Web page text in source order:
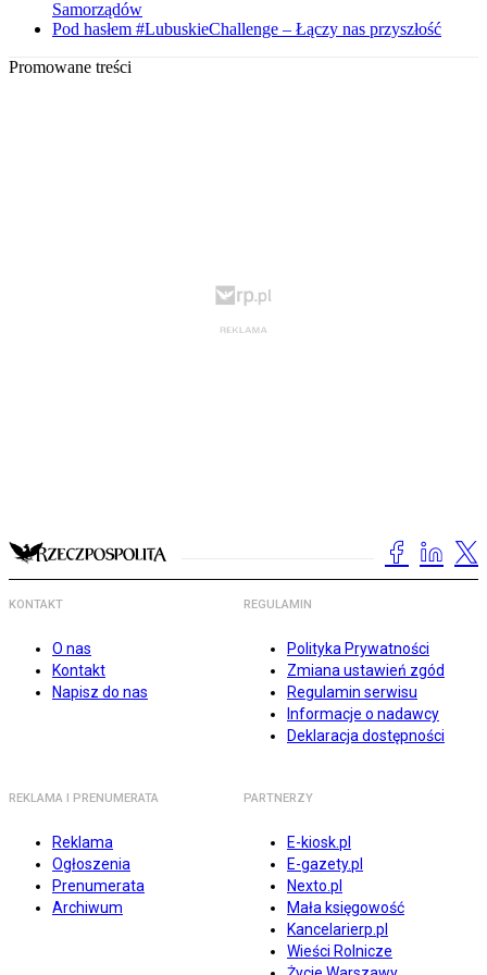
Samorządów
Pod hasłem #LubuskieChallenge – Łączy nas przyszłość
Promowane treści
KONTAKT
O nas
Kontakt
Napisz do nas
REGULAMIN
Polityka Prywatności
Zmiana ustawień zgód
Regulamin serwisu
Informacje o nadawcy
Deklaracja dostępności
REKLAMA I PRENUMERATA
Reklama
Ogłoszenia
Prenumerata
Archiwum
PARTNERZY
E-kiosk.pl
E-gazety.pl
Nexto.pl
Mała księgowość
Kancelarierp.pl
Wieści Rolnicze